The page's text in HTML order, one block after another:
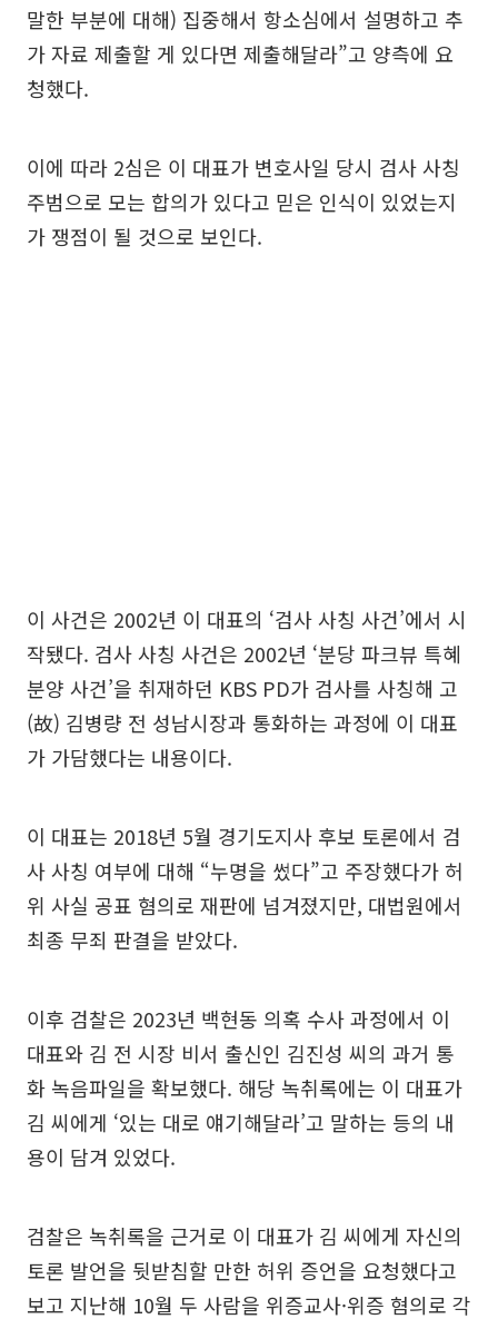
말한 부분에 대해) 집중해서 항소심에서 설명하고 추
가 자료 제출할 게 있다면 제출해달라”고 양측에 요
청했다.
이에 따라 2심은 이 대표가 변호사일 당시 검사 사칭
주범으로 모는 합의가 있다고 믿은 인식이 있었는지
가 쟁점이 될 것으로 보인다.
이 사건은 2002년 이 대표의 ‘검사 사칭 사건’에서 시
작됐다. 검사 사칭 사건은 2002년 ‘분당 파크뷰 특혜
분양 사건’을 취재하던 KBS PD가 검사를 사칭해 고
(故) 김병량 전 성남시장과 통화하는 과정에 이 대표
가 가담했다는 내용이다.
이 대표는 2018년 5월 경기도지사 후보 토론에서 검
사 사칭 여부에 대해 “누명을 썼다”고 주장했다가 허
위 사실 공표 혐의로 재판에 넘겨졌지만, 대법원에서
최종 무죄 판결을 받았다.
이후 검찰은 2023년 백현동 의혹 수사 과정에서 이
대표와 김 전 시장 비서 출신인 김진성 씨의 과거 통
화 녹음파일을 확보했다. 해당 녹취록에는 이 대표가
김 씨에게 ‘있는 대로 얘기해달라’고 말하는 등의 내
용이 담겨 있었다.
검찰은 녹취록을 근거로 이 대표가 김 씨에게 자신의
토론 발언을 뒷받침할 만한 허위 증언을 요청했다고
보고 지난해 10월 두 사람을 위증교사·위증 혐의로 각